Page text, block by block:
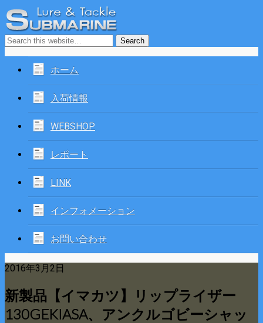
ホーム
入荷情報
WEBSHOP
レポート
LINK
インフォメーション
お問い合わせ
2016年3月2日
新製品【イマカツ】リップライザー
130GEKIASA、アンクルゴビーシャッ